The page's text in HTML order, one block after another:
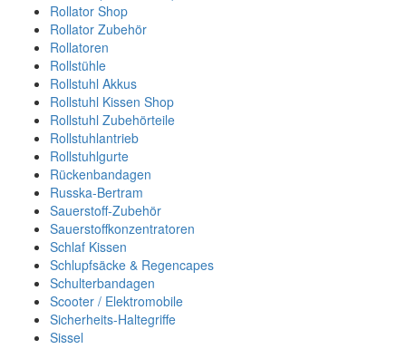
Rollator Shop
Rollator Zubehör
Rollatoren
Rollstühle
Rollstuhl Akkus
Rollstuhl Kissen Shop
Rollstuhl Zubehörteile
Rollstuhlantrieb
Rollstuhlgurte
Rückenbandagen
Russka-Bertram
Sauerstoff-Zubehör
Sauerstoffkonzentratoren
Schlaf Kissen
Schlupfsäcke & Regencapes
Schulterbandagen
Scooter / Elektromobile
Sicherheits-Haltegriffe
Sissel